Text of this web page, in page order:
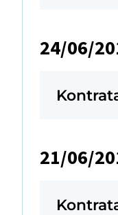
24/06/
21/06/